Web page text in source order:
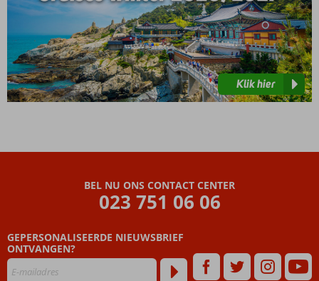
Klik hier
BEL NU ONS CONTACT CENTER
023 751 06 06
GEPERSONALISEERDE NIEUWSBRIEF
ONTVANGEN?